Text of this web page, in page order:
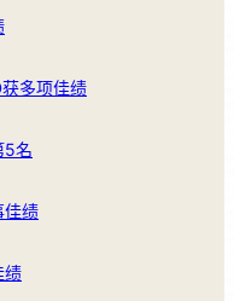
多项佳绩
5名
佳绩
绩